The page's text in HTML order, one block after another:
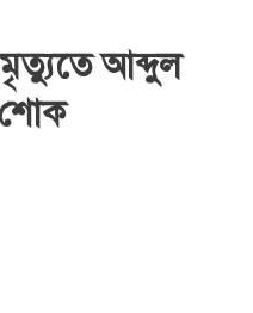
আব্দুল
শোক